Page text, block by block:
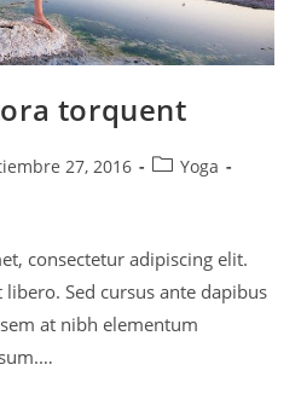
torquent
27, 2016
Categoría
Yoga
consectetur adipiscing elit.
Sed cursus ante dapibus
at nibh elementum